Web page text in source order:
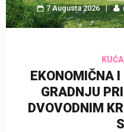
7 Augusta 2026
EKONOMIČNA
GRADNJU
DVOVODNIM